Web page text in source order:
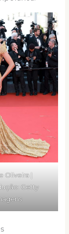
Oliveira |
Getty